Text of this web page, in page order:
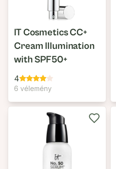
IT Cosmetics CC+
Cream Illumination
with SPF50+
4
6 vélemény